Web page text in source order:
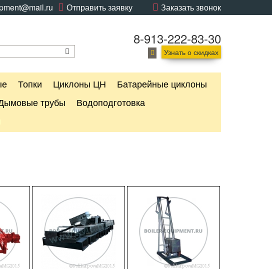
Заказать звонок
Отправить заявку
8-913-222-83-30
Узнать о скидках
Топки Циклоны ЦН
Батарейные циклоны
трубы
Водоподготовка